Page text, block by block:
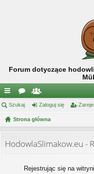
Forum dotyczące
ię
ce
…
or
a
ży
tk
w
Szukaj Zaloguj się
Strona główna
HodowlaSlimakow.eu -
Rejestrując się na